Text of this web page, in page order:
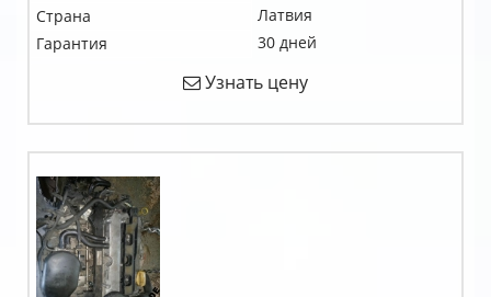
Страна
Латвия
Гарантия
30 дней
Узнать цену